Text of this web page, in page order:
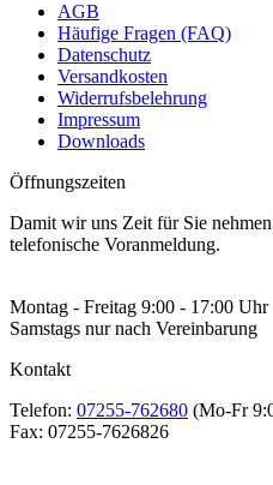
AGB
Häufige Fragen (FAQ)
Datenschutz
Versandkosten
Widerrufsbelehrung
Impressum
Downloads
Öffnungszeiten
Damit wir uns Zeit für Sie
telefonische Voranmeldung.
Montag - Freitag 9:00 - 17:00 Uhr
Samstags nur nach Vereinbarung
Kontakt
Telefon: 07255-762680 (Mo-Fr
Fax: 07255-7626826